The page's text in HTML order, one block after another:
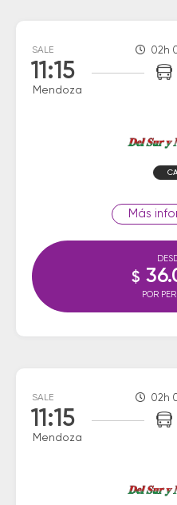
SALE
11:15
Mendoza
02h
$
POR
SALE
11:15
Mendoza
02h